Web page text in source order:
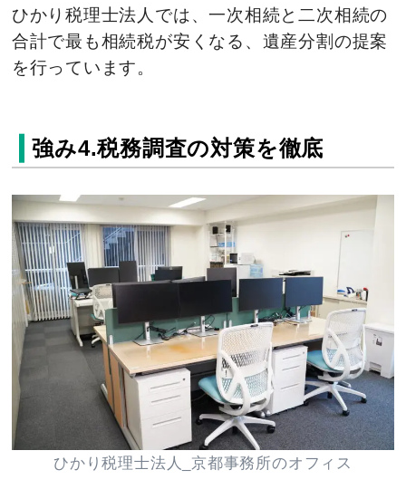
ひかり税理士法人では、一次相続と二次相続の
合計で最も相続税が安くなる、遺産分割の提案
を行っています。
強み4.税務調査の対策を徹底
ひかり税理士法人_京都事務所のオフィス